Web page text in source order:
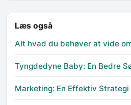
Læs også
Alt hvad du behøver at vide
Tyngdedyne Baby: En Bedre
Marketing: En Effektiv